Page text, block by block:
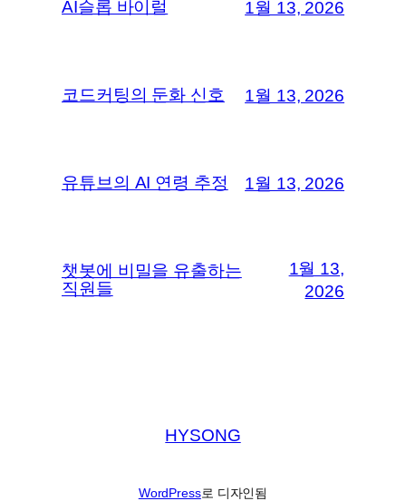
AI슬롭 바이럴 1월 13, 2026
코드커팅의 둔화 신호 1월 13, 2026
유튜브의 AI 연령 추정 1월 13, 2026
챗봇에 비밀을 유출하는
직원들
1월 13,
2026
HYSONG
WordPress로 디자인됨